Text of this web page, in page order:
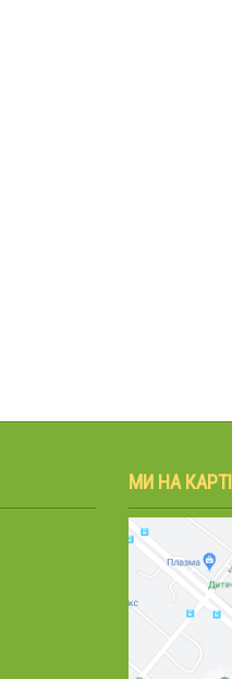
МИ НА КАРТІ